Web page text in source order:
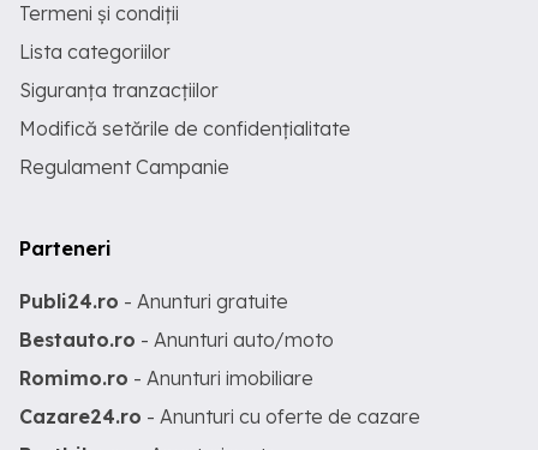
Termeni și condiții
Lista categoriilor
Siguranța tranzacțiilor
Modifică setările de confidențialitate
Regulament Campanie
Parteneri
Publi24.ro - Anunturi gratuite
Bestauto.ro - Anunturi auto/moto
Romimo.ro - Anunturi imobiliare
Cazare24.ro - Anunturi cu oferte de cazare